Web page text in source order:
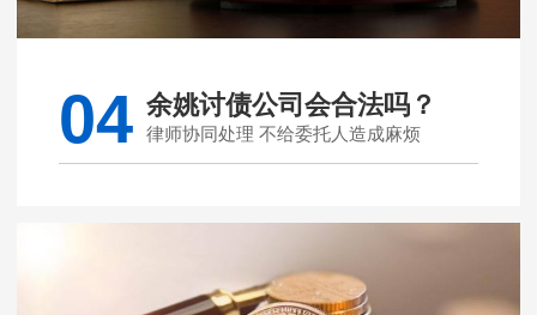
04 余姚讨债公司会合法吗？
律师协同处理 不给委托人造成麻烦